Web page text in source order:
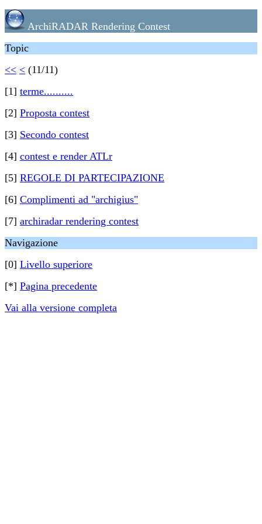
ArchiRADAR Rendering Contest
Topic
<< < (11/11)
[1] terme..........
[2] Proposta contest
[3] Secondo contest
[4] contest e render ATLr
[5] REGOLE DI PARTECIPAZIONE
[6] Complimenti ad "archigius"
[7] archiradar rendering contest
Navigazione
[0] Livello superiore
[*] Pagina precedente
Vai alla versione completa